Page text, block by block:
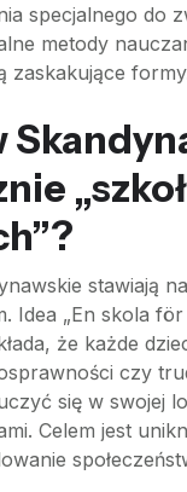
specjalnego do
metody
zaskakujące
stawiają
Idea „En skola för
że każde
czy
się w swojej
Celem jest